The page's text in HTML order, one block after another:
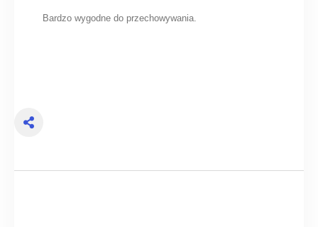
Bardzo wygodne do przechowywania.